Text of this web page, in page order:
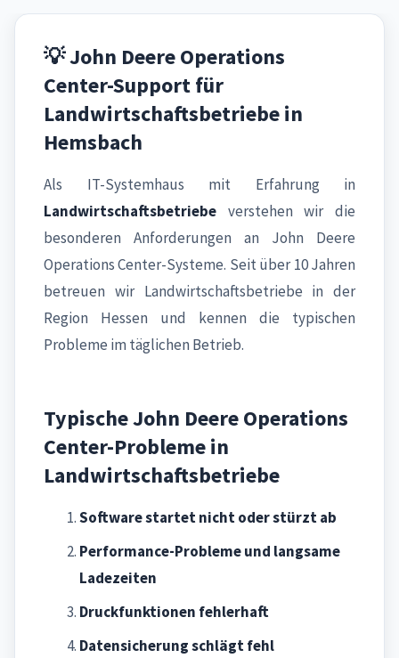
💡 John Deere Operations
Center-Support für
Landwirtschaftsbetriebe in
Hemsbach
Als IT-Systemhaus mit Erfahrung in
Landwirtschaftsbetriebe verstehen wir die
besonderen Anforderungen an John Deere
Operations Center-Systeme. Seit über 10 Jahren
betreuen wir Landwirtschaftsbetriebe in der
Region Hessen und kennen die typischen
Probleme im täglichen Betrieb.
Typische John Deere Operations
Center-Probleme in
Landwirtschaftsbetriebe
Software startet nicht oder stürzt ab
Performance-Probleme und langsame
Ladezeiten
Druckfunktionen fehlerhaft
Datensicherung schlägt fehl